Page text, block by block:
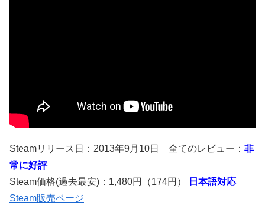
Steamリリース日：2013年9月10日 全てのレビュー： 非
常に好評
Steam価格(過去最安)：1,480円（174円）
日本語対応
Steam販売ページ